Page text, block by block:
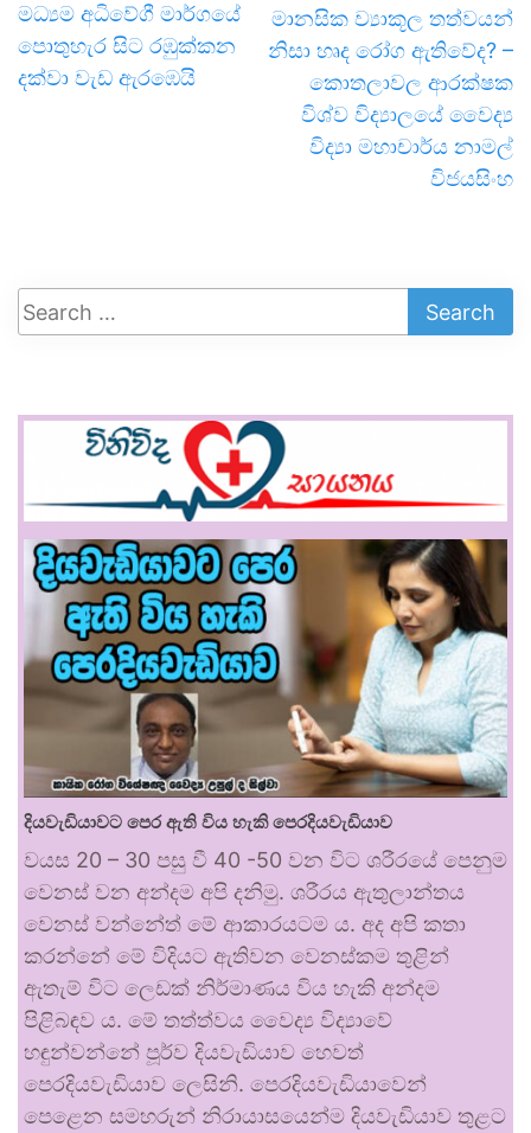
මධ්‍යම අධිවේගී මාර්ගයේ
පොතුහැර සිට රඹුක්කන
දක්වා වැඩ ඇරඹෙයි
මානසික ව්‍යාකූල තත්වයන්
නිසා හෘද රෝග ඇතිවේද? –
කොතලාවල ආරක්ෂක
විශ්ව විද්‍යාලයේ වෛද්‍ය
විද්‍යා මහාචාර්ය නාමල්
විජයසිංහ
දියවැඩියාවට පෙර ඇති විය හැකි පෙරදියවැඩියාව
වයස 20 – 30 පසු වී 40 -50 වන විට ශරීරයේ පෙනුම
වෙනස් වන අන්දම අපි දනිමු. ශරීරය ඇතුලාන්තය
වෙනස් වන්නේත් මේ ආකාරයටම ය. අද අපි කතා
කරන්නේ මේ විදියට ඇතිවන වෙනස්කම තුළින්
ඇතැම් විට ලෙඩක් නිර්මාණය විය හැකි අන්දම
පිළිබඳව ය. මේ තත්ත්වය වෛද්‍ය විද්‍යාවේ
හඳුන්වන්නේ පූර්ව දියවැඩියාව හෙවත්
පෙරදියවැඩියාව ලෙසිනි. පෙරදියවැඩියාවෙන්
පෙළෙන සමහරුන් නිරායාසයෙන්ම දියවැඩියාව තුළට